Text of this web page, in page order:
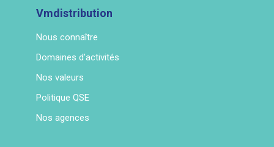
Vmdistribution
Nous connaître
Domaines d'activités
Nos valeurs
Politique QSE
Nos agences